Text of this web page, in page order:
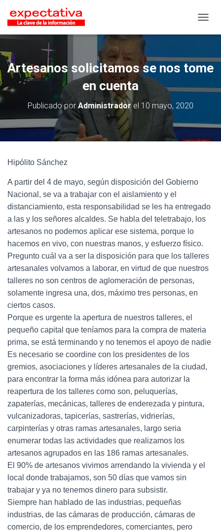
Artesanos solicitamos se nos tome
en cuenta
Publicado por Administrador el 10 mayo, 2020
Hipólito Sánchez
A partir del 4 de mayo, según disposición del Gobierno
Nacional, se va a trabajar con el aislamiento y el
distanciamiento, esta responsabilidad se les ha entregado
a las y los señores alcaldes. Se habla del teletrabajo, los
artesanos no podemos aplicar ese sistema, porque lo
hacemos en vivo, con nuestras manos, y esfuerzo físico.
Pregunto cuál va a ser la disposición para que los talleres
artesanales volvamos a laborar, en virtud de que nuestros
talleres no son centros de aglomeración de personas,
solamente ingresa una, dos, máximo tres personas, en
ciertos casos.
Porque es urgente la apertura de nuestros talleres, el
pequeño capital que teníamos para la compra de materia
prima, se está terminando y no tenemos el apoyo de nadie
Es necesario se coordine con los presidentes de los
gremios, asociaciones y líderes artesanales de la ciudad,
para encontrar la forma más idónea para autorizar la
reapertura de los talleres como son, peluquerías,
zapaterías, mecánicas, talleres de enderezada y pintura,
vulcanizadoras, tapicerías, sastrerías, vidrierías,
carpinterías y otras ramas artesanales, largo seria
enumerar todas las actividades que realizamos los
artesanos agrupados en las 186 ramas artesanales.
El 90% de artesanos vivimos arrendando la vivienda y el
local donde trabajamos, son 50 días que vamos sin
trabajar y ya no tenemos dinero para subsistir.
Siempre han hablado de las industrias, pequeñas
industrias, de las cámaras de producción, cámaras de
comercio, de los emprendedores, comerciantes, pero